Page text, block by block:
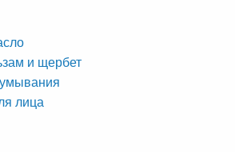
и щербет
лица